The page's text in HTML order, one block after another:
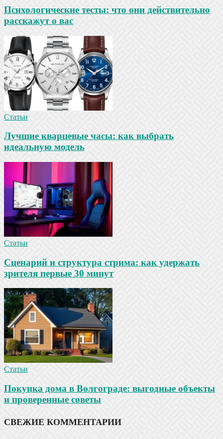
Психологические тесты: что они действительно
расскажут о вас
Статьи
Лучшие кварцевые часы: как выбрать
идеальную модель
Статьи
Сценарий и структура стрима: как удержать
зрителя первые 30 минут
Статьи
Покупка дома в Волгограде: выгодные объекты
и проверенные советы
СВЕЖИЕ КОММЕНТАРИИ